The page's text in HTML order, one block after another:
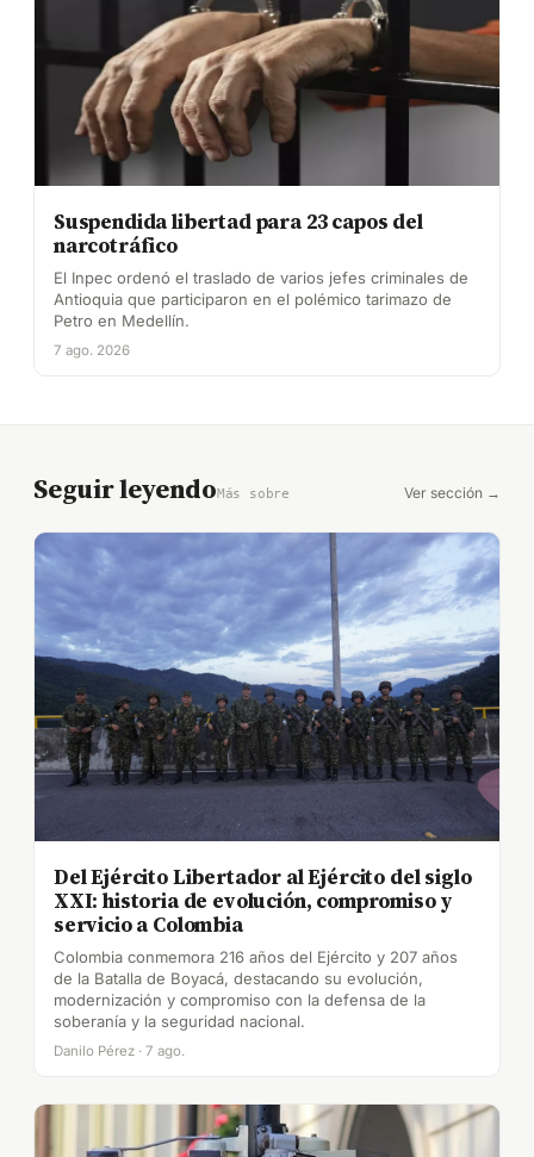
Suspendida libertad para 23 capos del
narcotráfico
El Inpec ordenó el traslado de varios jefes criminales de
Antioquia que participaron en el polémico tarimazo de
Petro en Medellín.
7 ago. 2026
Seguir leyendoMás sobre Ver sección →
Del Ejército Libertador al Ejército del siglo
XXI: historia de evolución, compromiso y
servicio a Colombia
Colombia conmemora 216 años del Ejército y 207 años
de la Batalla de Boyacá, destacando su evolución,
modernización y compromiso con la defensa de la
soberanía y la seguridad nacional.
Danilo Pérez · 7 ago.